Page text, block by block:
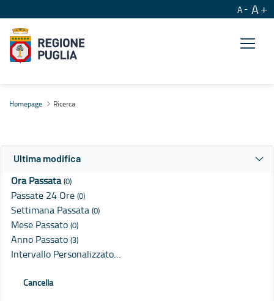
A A
Homepage Ricerca
Ultima modifica
Ora Passata(0)
Passate 24 Ore (0)
Settimana Passata (0)
Mese Passato (0)
Anno Passato (3)
Intervallo Personalizzato…
Cancella